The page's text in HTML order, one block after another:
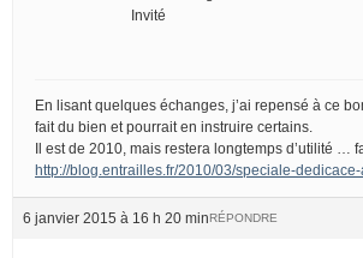
Invité
En lisant quelques échanges, j’ai repensé à ce
fait du bien et pourrait en instruire certains.
Il est de 2010, mais restera longtemps d’utilité …
http://blog.entrailles.fr/2010/03/speciale-
6 janvier 2015 à 16 h 20 minRÉPONDRE